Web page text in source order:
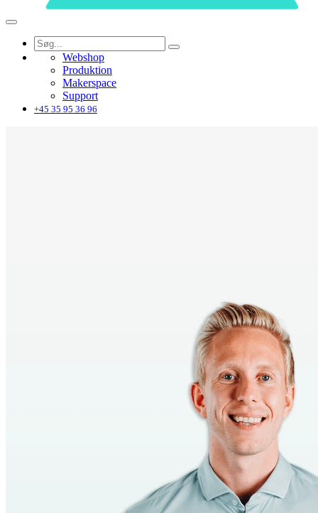
Webshop
Produktion
Makerspace
Support
+45 35 95 36 96